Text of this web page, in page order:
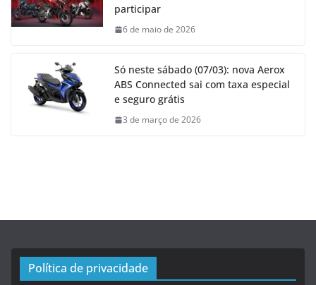
participar
6 de maio de 2026
Só neste sábado (07/03): nova Aerox
ABS Connected sai com taxa especial
e seguro grátis
3 de março de 2026
Política de privacidade